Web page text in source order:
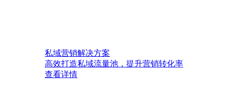
私域营销解决方案
高效打造私域流量池，提升营销转化率
查看详情